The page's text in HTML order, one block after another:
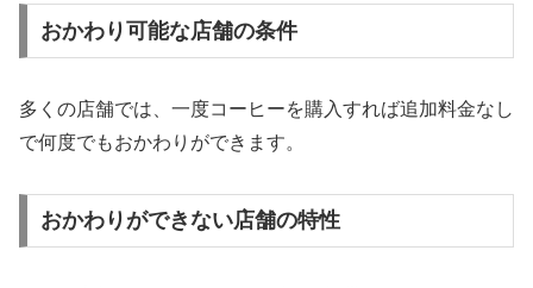
おかわり可能な店舗の条件
多くの店舗では、一度コーヒーを購入すれば追加料金なし
で何度でもおかわりができます。
おかわりができない店舗の特性